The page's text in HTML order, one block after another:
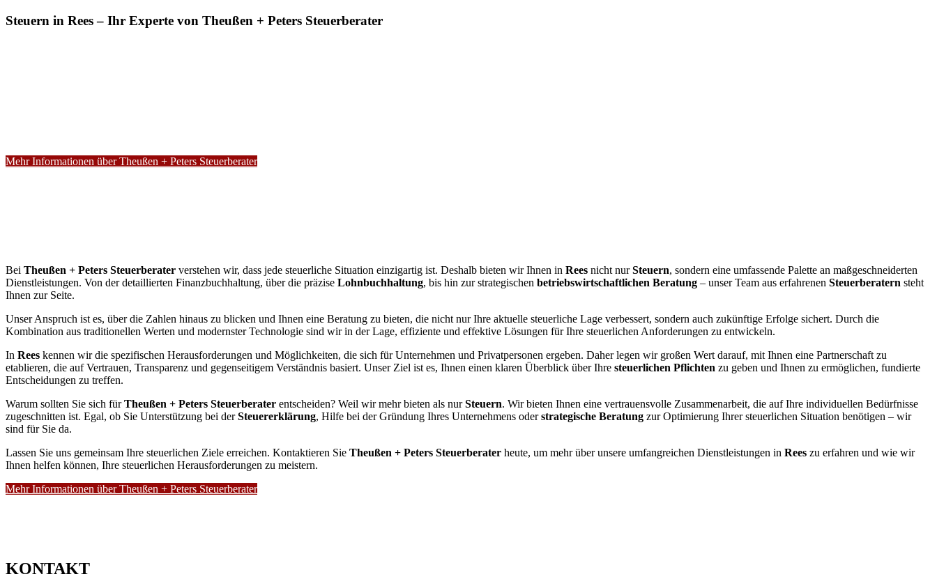
Steuern in Rees – Ihr Experte von Theußen + Peters Steuerberater
Mehr Informationen über Theußen + Peters Steuerberater
Bei Theußen + Peters Steuerberater verstehen wir, dass jede steuerliche Situation einzigartig ist. Deshalb bieten wir Ihnen in Rees nicht nurSteuern, sondern eine umfassende Palette an maßgeschneiderten
Dienstleistungen. Von der detaillierten Finanzbuchhaltung, über die präzise Lohnbuchhaltung, bis hin zur strategischen betriebswirtschaftlichen Beratung – unser Team aus erfahrenen Steuerberatern steht
Ihnen zur Seite.
Unser Anspruch ist es, über die Zahlen hinaus zu blicken und Ihnen eine Beratung zu bieten, die nicht nur Ihre aktuelle steuerliche Lage verbessert, sondern auch zukünftige Erfolge sichert. Durch die
Kombination aus traditionellen Werten und modernster Technologie sind wir in der Lage, effiziente und effektive Lösungen für Ihre steuerlichen Anforderungen zu entwickeln.
In Rees kennen wir die spezifischen Herausforderungen und Möglichkeiten, die sich für Unternehmen und Privatpersonen ergeben. Daher legen wir großen Wert darauf, mit Ihnen eine Partnerschaft zu
etablieren, die auf Vertrauen, Transparenz und gegenseitigem Verständnis basiert. Unser Ziel ist es, Ihnen einen klaren Überblick über Ihre steuerlichen Pflichten zu geben und Ihnen zu ermöglichen, fundierte
Entscheidungen zu treffen.
Warum sollten Sie sich fürTheußen + Peters Steuerberater entscheiden? Weil wir mehr bieten als nurSteuern. Wir bieten Ihnen eine vertrauensvolle Zusammenarbeit, die auf Ihre individuellen Bedürfnisse
zugeschnitten ist. Egal, ob Sie Unterstützung bei derSteuererklärung, Hilfe bei der Gründung Ihres Unternehmens oderstrategische Beratung zur Optimierung Ihrer steuerlichen Situation benötigen – wir
sind für Sie da.
Lassen Sie uns gemeinsam Ihre steuerlichen Ziele erreichen. Kontaktieren Sie Theußen + Peters Steuerberater heute, um mehr über unsere umfangreichen Dienstleistungen in Rees zu erfahren und wie wir
Ihnen helfen können, Ihre steuerlichen Herausforderungen zu meistern.
Mehr Informationen über Theußen + Peters Steuerberater
KONTAKT